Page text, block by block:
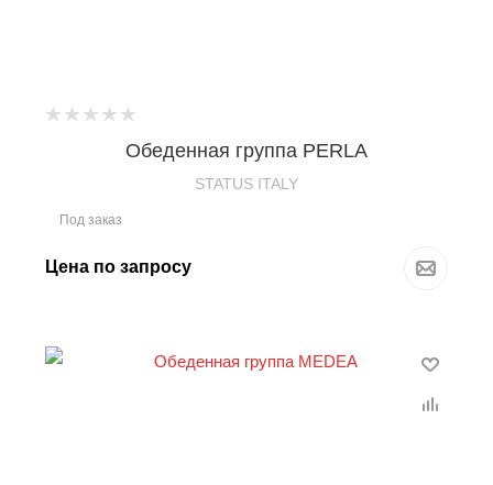
Обеденная группа PERLA
STATUS ITALY
Под заказ
Цена по запросу